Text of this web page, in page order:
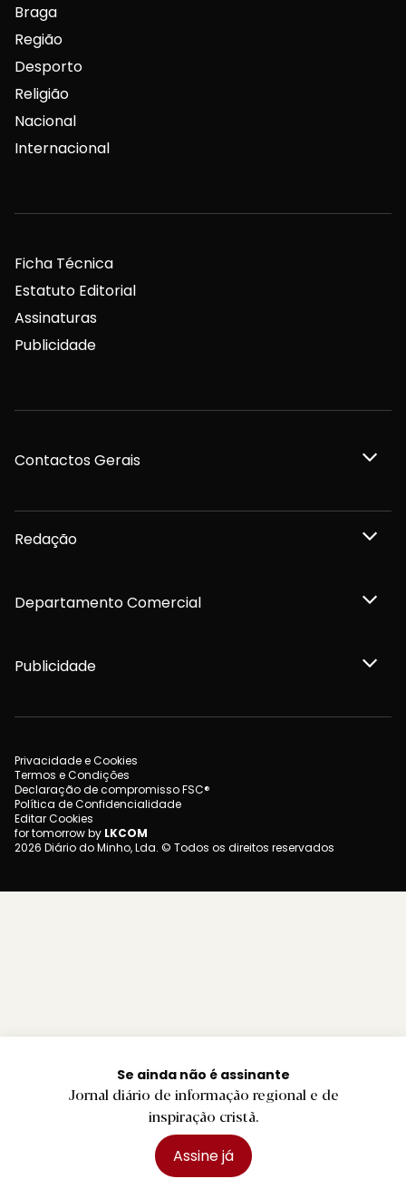
Se ainda não é assinante
Jornal diário de informação regional e de
inspiração cristã.
Assine já
Braga
Região
Desporto
Religião
Nacional
Internacional
Ficha Técnica
Estatuto Editorial
Assinaturas
Publicidade
Contactos Gerais
Redação
Departamento Comercial
Publicidade
Privacidade e Cookies
Termos e Condições
Declaração de compromisso FSC®
Política de Confidencialidade
Editar Cookies
for tomorrow by LKCOM
2026 Diário do Minho, Lda. © Todos os direitos reservados